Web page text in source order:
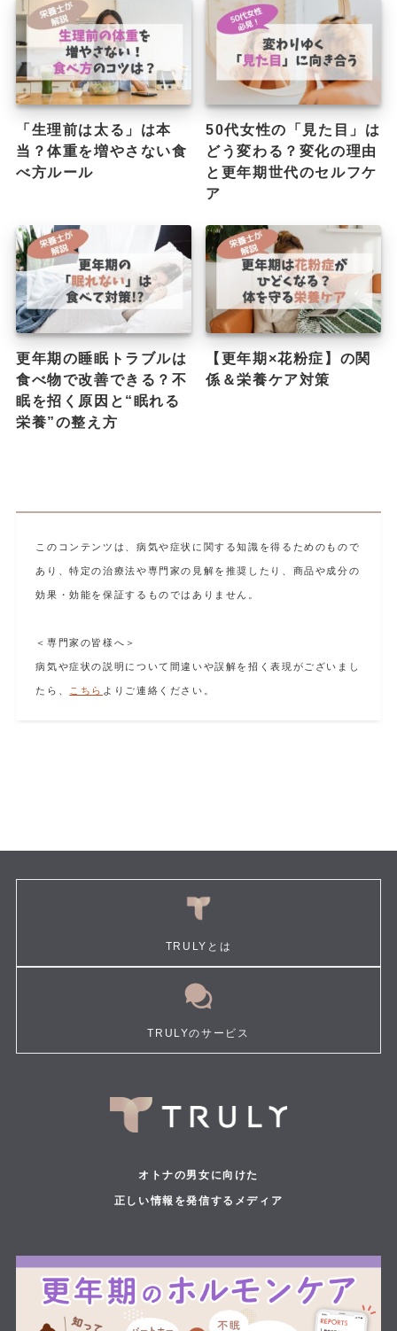
「生理前は太る」は本
当？体重を増やさない食
べ方ルール
50代女性の「見た目」は
どう変わる？変化の理由
と更年期世代のセルフケ
ア
更年期の睡眠トラブルは
食べ物で改善できる？不
眠を招く原因と“眠れる
栄養”の整え方
【更年期×花粉症】の関
係＆栄養ケア対策
このコンテンツは、病気や症状に関する知識を得るためのもので
あり、特定の治療法や専門家の見解を推奨したり、商品や成分の
効果・効能を保証するものではありません。
＜専門家の皆様へ＞
病気や症状の説明について間違いや誤解を招く表現がございまし
たら、 こちら よりご連絡ください。
TRULYとは
TRULYのサービス
オトナの男女に向けた
正しい情報を発信するメディア